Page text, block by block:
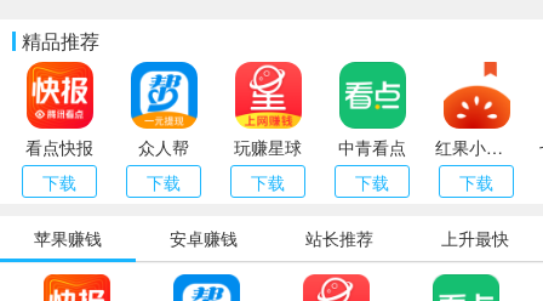
精品推荐
看点快报
下载
众人帮
下载
玩赚星球
下载
中青看点
下载
红果小说（番茄小说）
下载
苹果赚钱 安卓赚钱 站长推荐 上升最快